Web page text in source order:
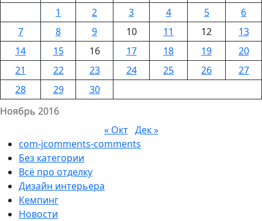
Ноябрь 2016
1
2 3 4 5
6
7
8 9 10 11 12
13
14
15 16 17 18 19
20
21
22 23 24 25 26
27
28
29 30
« Окт Дек »
com-jcomments-comments
Без категории
Всё про отделку
Дизайн интерьера
Кемпинг
Новости